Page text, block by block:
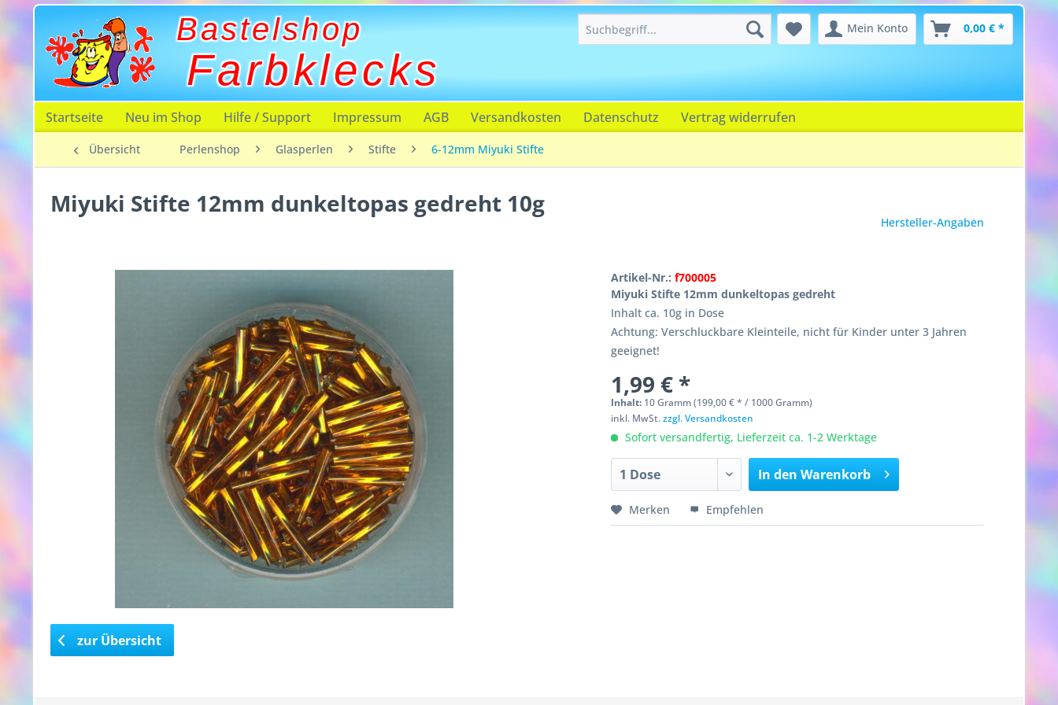
Bastelshop
Farbklecks
Mein Konto 0,00 € *
Startseite Neu im Shop Hilfe / Support Impressum AGB Versandkosten Datenschutz Vertrag widerrufen
Übersicht Perlenshop Glasperlen Stifte 6-12mm Miyuki Stifte
Miyuki Stifte 12mm dunkeltopas gedreht 10g
Hersteller-Angaben
Artikel-Nr.: f700005
Miyuki Stifte 12mm dunkeltopas gedreht
Inhalt ca. 10g in Dose
Achtung: Verschluckbare Kleinteile, nicht für Kinder unter 3 Jahren
geeignet!
1,99 € *
Inhalt: 10 Gramm (199,00 € * / 1000 Gramm)
inkl. MwSt.zzgl. Versandkosten
Sofort versandfertig, Lieferzeit ca. 1-2 Werktage
In den Warenkorb
Merken Empfehlen
zur Übersicht